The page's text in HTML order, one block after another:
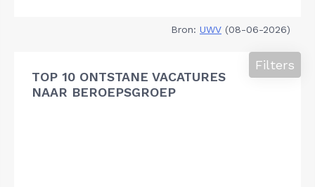
Bron: UWV (08-06-2026)
TOP 10 ONTSTANE VACATURES
NAAR BEROEPSGROEP
Filters